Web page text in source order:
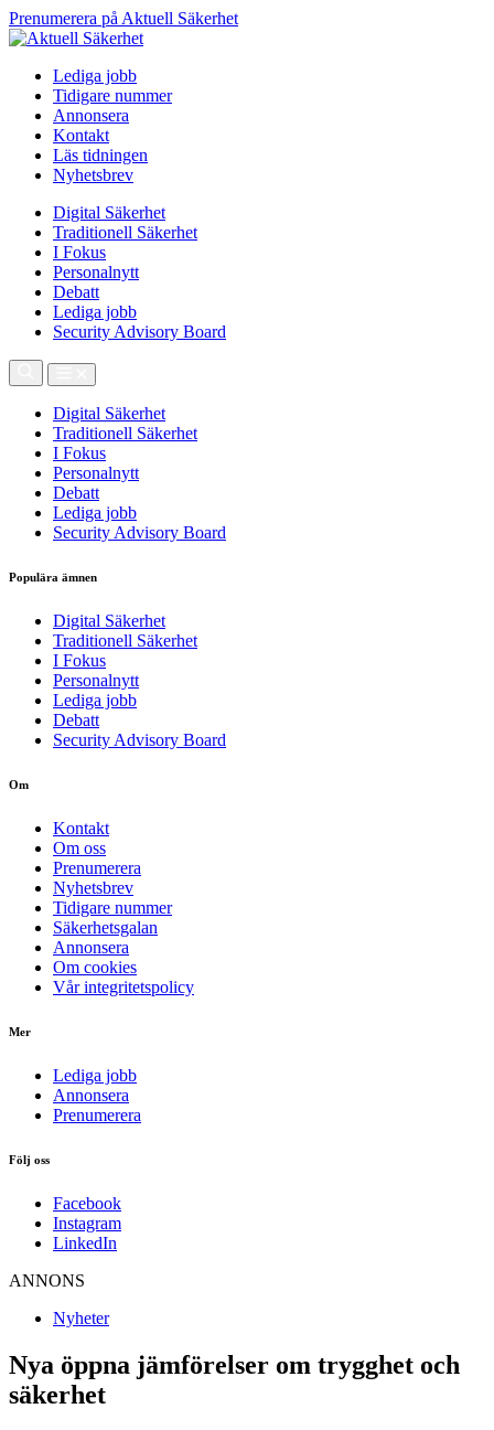
Prenumerera på Aktuell Säkerhet
Lediga jobb
Tidigare nummer
Annonsera
Kontakt
Läs tidningen
Nyhetsbrev
Digital Säkerhet
Traditionell Säkerhet
I Fokus
Personalnytt
Debatt
Lediga jobb
Security Advisory Board
Digital Säkerhet
Traditionell Säkerhet
I Fokus
Personalnytt
Debatt
Lediga jobb
Security Advisory Board
Populära ämnen
Digital Säkerhet
Traditionell Säkerhet
I Fokus
Personalnytt
Lediga jobb
Debatt
Security Advisory Board
Om
Kontakt
Om oss
Prenumerera
Nyhetsbrev
Tidigare nummer
Säkerhetsgalan
Annonsera
Om cookies
Vår integritetspolicy
Mer
Lediga jobb
Annonsera
Prenumerera
Följ oss
Facebook
Instagram
LinkedIn
ANNONS
Nyheter
Nya öppna jämförelser om trygghet och
säkerhet